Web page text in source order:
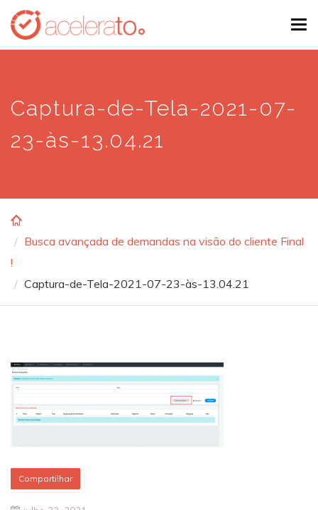
Skip
main
Captura-de-Tela-2021-07-
23-às-13.04.21
Busca avançada de demandas na visão do cliente Final
!
Captura-de-Tela-2021-07-23-às-13.04.21
Compartilhar